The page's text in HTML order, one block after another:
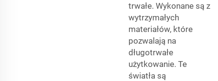
trwałe. Wykonane są z
wytrzymałych
materiałów, które
pozwalają na
długotrwałe
użytkowanie. Te
światła są